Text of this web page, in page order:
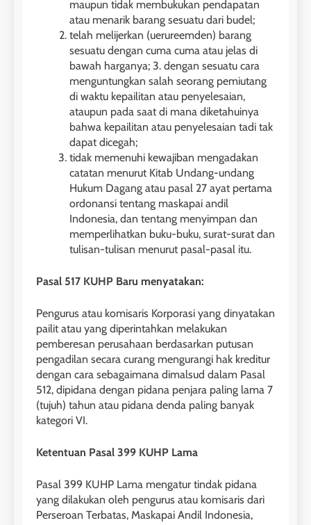
maupun tidak membukukan pendapatan
atau menarik barang sesuatu dari budel;
telah melijerkan (uerureemden) barang
sesuatu dengan cuma cuma atau jelas di
bawah harganya; 3. dengan sesuatu cara
menguntungkan salah seorang pemiutang
di waktu kepailitan atau penyelesaian,
ataupun pada saat di mana diketahuinya
bahwa kepailitan atau penyelesaian tadi tak
dapat dicegah;
tidak memenuhi kewajiban mengadakan
catatan menurut Kitab Undang-undang
Hukum Dagang atau pasal 27 ayat pertama
ordonansi tentang maskapai andil
Indonesia, dan tentang menyimpan dan
memperlihatkan buku-buku, surat-surat dan
tulisan-tulisan menurut pasal-pasal itu.
Pasal 517 KUHP Baru menyatakan:
Pengurus atau komisaris Korporasi yang dinyatakan
pailit atau yang diperintahkan melakukan
pemberesan perusahaan berdasarkan putusan
pengadilan secara curang mengurangi hak kreditur
dengan cara sebagaimana dimalsud dalam Pasal
512, dipidana dengan pidana penjara paling lama 7
(tujuh) tahun atau pidana denda paling banyak
kategori VI.
Ketentuan Pasal 399 KUHP Lama
Pasal 399 KUHP Lama mengatur tindak pidana
yang dilakukan oleh pengurus atau komisaris dari
Perseroan Terbatas, Maskapai Andil Indonesia,